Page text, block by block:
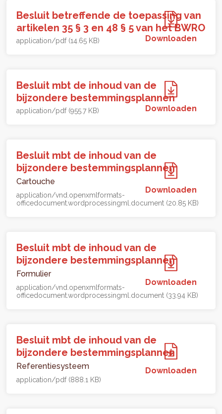
Besluit betreffende de toepassing van
artikelen 35 § 3 en 48 § 5 van het BWRO
application/pdf (14.65 KB) Downloaden
Besluit mbt de inhoud van de
bijzondere bestemmingsplannen
application/pdf (955.7 KB) Downloaden
Besluit mbt de inhoud van de
bijzondere bestemmingsplannen
Cartouche
application/vnd.openxmlformats-
officedocument.wordprocessingml.document (20.85 KB)
Downloaden
Besluit mbt de inhoud van de
bijzondere bestemmingsplannen
Formulier
application/vnd.openxmlformats-
officedocument.wordprocessingml.document (33.94 KB)
Downloaden
Besluit mbt de inhoud van de
bijzondere bestemmingsplannen
Referentiesysteem
application/pdf (888.1 KB)
Downloaden